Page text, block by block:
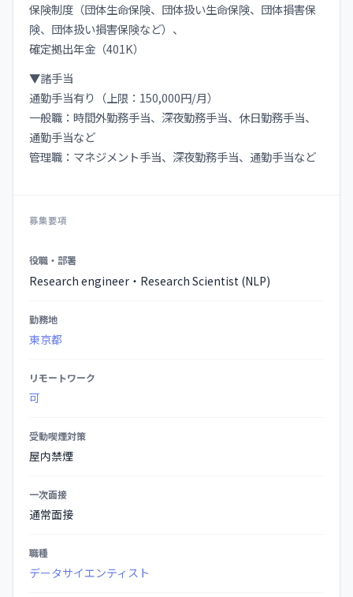
保険制度（団体生命保険、団体扱い生命保険、団体損害保
険、団体扱い損害保険など）、
確定拠出年金（401K）
▼諸手当
通勤手当有り（上限：150,000円/月）
一般職：時間外勤務手当、深夜勤務手当、休日勤務手当、
通勤手当など
管理職：マネジメント手当、深夜勤務手当、通勤手当など
募集要項
要
詳
役職・部署
Research engineer・Research Scientist (NLP)
勤務地
東京都
リモートワーク
可
受動喫煙対策
屋内禁煙
一次面接
通常面接
職種
データサイエンティスト